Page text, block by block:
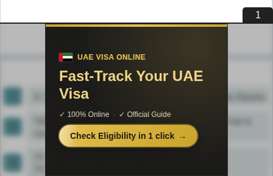
Узнать еще
II. Особенности политического устройства Ирана
Table 1. Функции ГИС для лесного хозяйства и
лесоустройства